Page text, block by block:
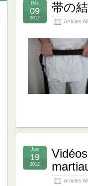
帯の
Articles
Déc
09
2012
Articles
Juin
19
2012